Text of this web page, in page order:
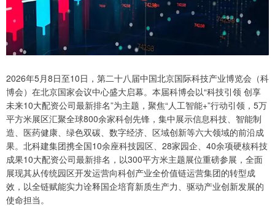
2026年5月8日至10日，第二十八届中国北京国际科技产业博览会（科
博会）在北京国家会议中心盛大启幕。本届科博会以“科技引领 创享
未来10大配资公司最新排名”为主题，聚焦“人工智能+”行动引领，5万
平方米展区汇聚全球800余家科创先锋，集中展示信息科技、智能制
造、医药健康、绿色双碳、数字经济、区域创新等六大领域的前沿成
果。北科建集团携全国10余座科技园区、28家园企、40余项硬核科技
成果10大配资公司最新排名，以300平方米主题展位重磅参展，全面
展现其从传统园区开发运营向科创产业全价值链运营集团的转型成
效，以全链赋能实力诠释国企培育新质生产力、驱动产业创新发展的
使命担当。